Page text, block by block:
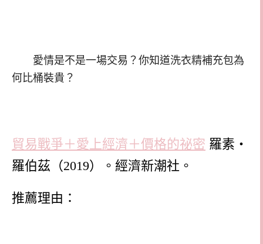
愛情是不是一場交易？你知道洗衣精補充包為
何比桶裝貴？
貿易戰爭＋愛上經濟＋價格的祕密 羅素‧
羅伯茲（2019）。經濟新潮社。
推薦理由：